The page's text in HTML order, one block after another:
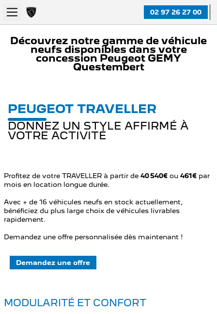
02 97 26 27 00
Découvrez notre gamme de véhicule
neufs disponibles dans votre
concession Peugeot GEMY
Questembert
PEUGEOT TRAVELLER
DONNEZ UN STYLE AFFIRMÉ À
VOTRE ACTIVITÉ
Profitez de votre TRAVELLER à partir de 40 540€ ou 461€ par
mois en location longue durée.
Avec + de 16 véhicules neufs en stock actuellement,
bénéficiez du plus large choix de véhicules livrables
rapidement.
Demandez une offre personnalisée dès maintenant !
Demandez une offre
MODULARITÉ ET CONFORT